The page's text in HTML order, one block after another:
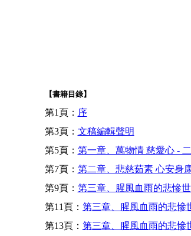
【書籍目錄】
第1頁： 序
第3頁： 文稿編輯聲明
第5頁： 第一章、萬物情 慈愛心 -
第7頁： 第二章、悲慈茹素 心安身
第9頁： 第三章、腥風血雨的悲慘
第11頁： 第三章、腥風血雨的悲慘
第13頁： 第三章、腥風血雨的悲慘